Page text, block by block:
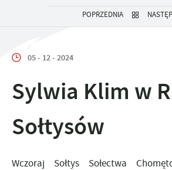
POPRZEDNIA
05 - 12 - 2024
Sylwia Klim w
Sołtysów
Wczoraj Sołtys Sołectwa